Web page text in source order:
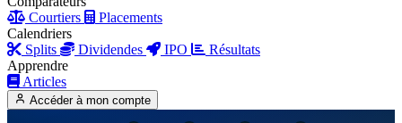
Courtiers
Placements
Calendriers
Splits
Dividendes IPO
Résultats
Apprendre
Articles
Accéder à mon compte